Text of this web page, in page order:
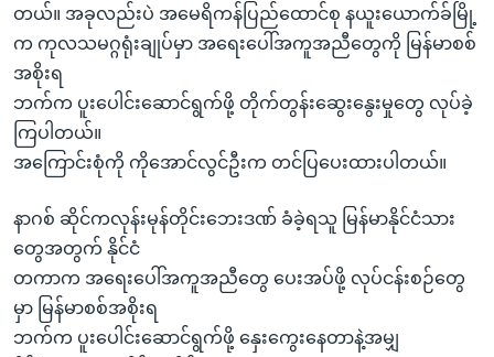
ကျော်
ကြည့်
ရန်
ရှာဖွေ
ရန်
နေရာ
ကျော်
ရန်
ဘာသာစကားများ
တယ်။ အခုလည်းပဲ အမေရိကန်ပြည်ထောင်စု နယူးယောက်ခ်မြို့
က ကုလသမဂ္ဂရုံးချုပ်မှာ အရေးပေါ်အကူအညီတွေကို မြန်မာစစ်
အစိုးရ
ဘက်က ပူးပေါင်းဆောင်ရွက်ဖို့ တိုက်တွန်းဆွေးနွေးမှုတွေ လုပ်ခဲ့
ကြပါတယ်။
အကြောင်းစုံကို ကိုအောင်လွင်ဦးက တင်ပြပေးထားပါတယ်။
နာဂစ် ဆိုင်ကလုန်းမုန်တိုင်းဘေးဒဏ် ခံခဲ့ရသူ မြန်မာနိုင်ငံသား
တွေအတွက် နိုင်ငံ
တကာက အရေးပေါ်အကူအညီတွေ ပေးအပ်ဖို့ လုပ်ငန်းစဉ်တွေ
မှာ မြန်မာစစ်အစိုးရ
ဘက်က ပူးပေါင်းဆောင်ရွက်ဖို့ နှေးကွေးနေတာနဲ့အမျှ